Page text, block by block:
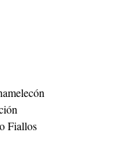
Fiallos